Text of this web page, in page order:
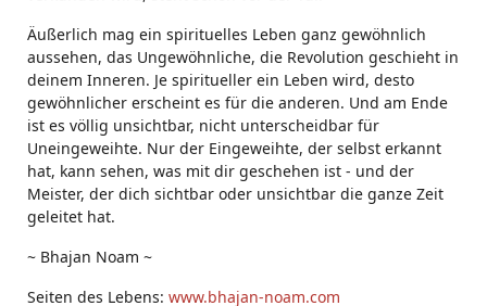
Äußerlich mag ein spirituelles Leben ganz gewöhnlich
aussehen, das Ungewöhnliche, die Revolution geschieht in
deinem Inneren. Je spiritueller ein Leben wird, desto
gewöhnlicher erscheint es für die anderen. Und am Ende
ist es völlig unsichtbar, nicht unterscheidbar für
Uneingeweihte. Nur der Eingeweihte, der selbst erkannt
hat, kann sehen, was mit dir geschehen ist - und der
Meister, der dich sichtbar oder unsichtbar die ganze Zeit
geleitet hat.
~ Bhajan Noam ~
Seiten des Lebens: www.bhajan-noam.com